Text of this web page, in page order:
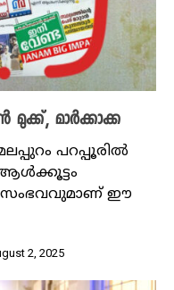
മാർക്കാക്ക
പറപ്പൂരിൽ
സംഭവവുമാണ് ഈ
2, 2025